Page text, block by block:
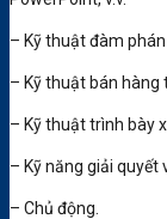
– Kỹ thuật đàm phán
– Kỹ thuật bán hàng
– Kỹ thuật trình bày
– Kỹ năng giải quyết
– Chủ động.